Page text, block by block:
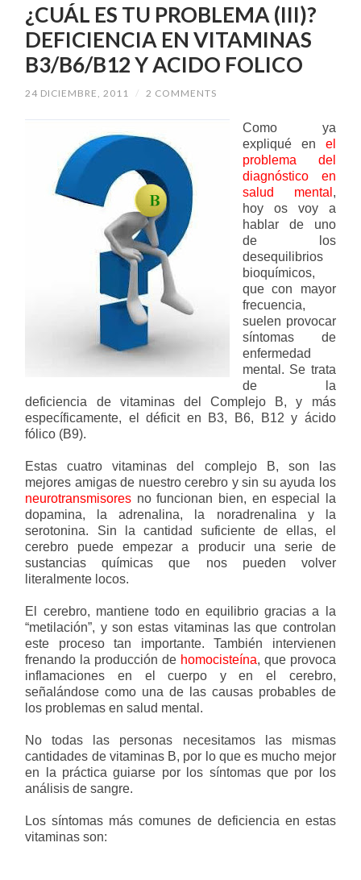
¿CUÁL ES TU PROBLEMA (III)?
DEFICIENCIA EN VITAMINAS
B3/B6/B12 Y ACIDO FOLICO
24 DICIEMBRE, 2011 / 2 COMMENTS
Como ya
expliqué en el
problema del
diagnóstico en
salud mental ,
hoy os voy a
hablar de uno
de los
desequilibrios
bioquímicos,
que con mayor
frecuencia,
suelen provocar
síntomas de
enfermedad
mental. Se trata
de la
deficiencia de vitaminas del Complejo B, y más
específicamente, el déficit en B3, B6, B12 y ácido
fólico (B9).
Estas cuatro vitaminas del complejo B, son las
mejores amigas de nuestro cerebro y sin su ayuda los
neurotransmisores no funcionan bien, en especial la
dopamina, la adrenalina, la noradrenalina y la
serotonina. Sin la cantidad suficiente de ellas, el
cerebro puede empezar a producir una serie de
sustancias químicas que nos pueden volver
literalmente locos.
El cerebro, mantiene todo en equilibrio gracias a la
“metilación”, y son estas vitaminas las que controlan
este proceso tan importante. También intervienen
frenando la producción de homocisteína, que provoca
inflamaciones en el cuerpo y en el cerebro,
señalándose como una de las causas probables de
los problemas en salud mental.
No todas las personas necesitamos las mismas
cantidades de vitaminas B, por lo que es mucho mejor
en la práctica guiarse por los síntomas que por los
análisis de sangre.
Los síntomas más comunes de deficiencia en estas
vitaminas son: